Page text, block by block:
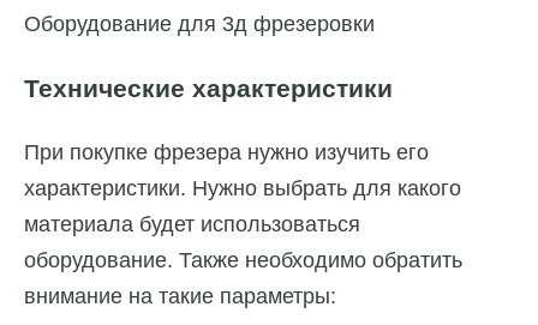
Оборудование для 3д фрезеровки
Технические характеристики
При покупке фрезера нужно изучить его
характеристики. Нужно выбрать для какого
материала будет использоваться
оборудование. Также необходимо обратить
внимание на такие параметры: